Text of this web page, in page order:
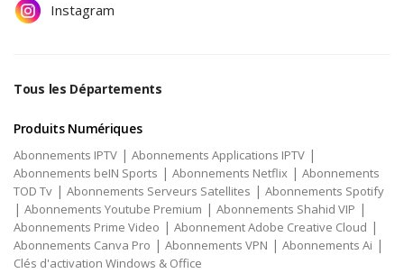
Instagram
Tous les Départements
Produits Numériques
Abonnements IPTV | Abonnements Applications IPTV |
Abonnements beIN Sports | Abonnements Netflix | Abonnements
TOD Tv | Abonnements Serveurs Satellites | Abonnements Spotify
| Abonnements Youtube Premium | Abonnements Shahid VIP |
Abonnements Prime Video | Abonnement Adobe Creative Cloud |
Abonnements Canva Pro | Abonnements VPN | Abonnements Ai |
Clés d'activation Windows & Office